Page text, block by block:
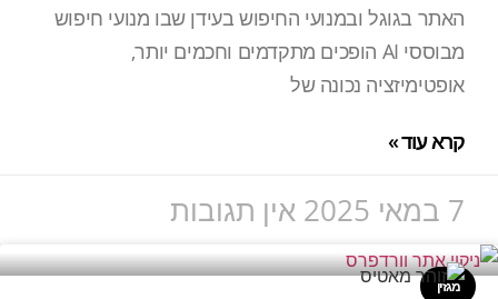
האתר בגוגל ובמנועי החיפוש בעידן שבו מנועי חיפוש
מבוססי AI הופכים מתקדמים וחכמים יותר,
אופטימיזציה נכונה של
קרא עוד »
7 במאי 2025 אין תגובות
מגזין